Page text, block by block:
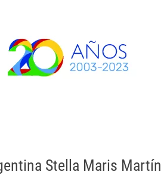
Stella Maris